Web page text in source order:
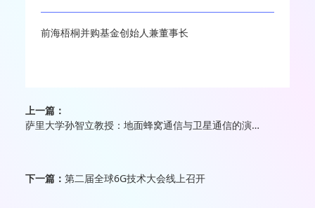
前海梧桐并购基金创始人兼董事长
上一篇：
萨里大学孙智立教授：地面蜂窝通信与卫星通信的演进路径将完美融合
下一篇： 第二届全球6G技术大会线上召开